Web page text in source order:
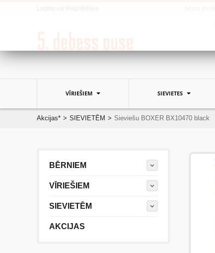
VĪRIEŠIEM SIEVIETES
Akcijas* > SIEVIETĒM > Sieviešu BOXER BX10470 black
BĒRNIEM
VĪRIEŠIEM
SIEVIETĒM
AKCIJAS